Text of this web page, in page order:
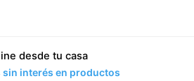
desde tu casa
sin interés en productos